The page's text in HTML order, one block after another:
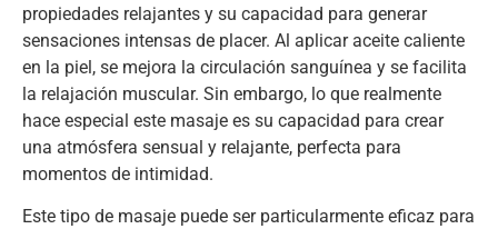
propiedades relajantes y su capacidad para generar
sensaciones intensas de placer. Al aplicar aceite caliente
en la piel, se mejora la circulación sanguínea y se facilita
la relajación muscular. Sin embargo, lo que realmente
hace especial este masaje es su capacidad para crear
una atmósfera sensual y relajante, perfecta para
momentos de intimidad.
Este tipo de masaje puede ser particularmente eficaz para